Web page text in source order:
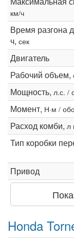
км/ч
Время разгона
ч, сек
Двигатель
Рабочий объем,
Мощность, л.с. /
Момент, Н·м /
Расход комби, л
Тип коробки
Привод
Honda